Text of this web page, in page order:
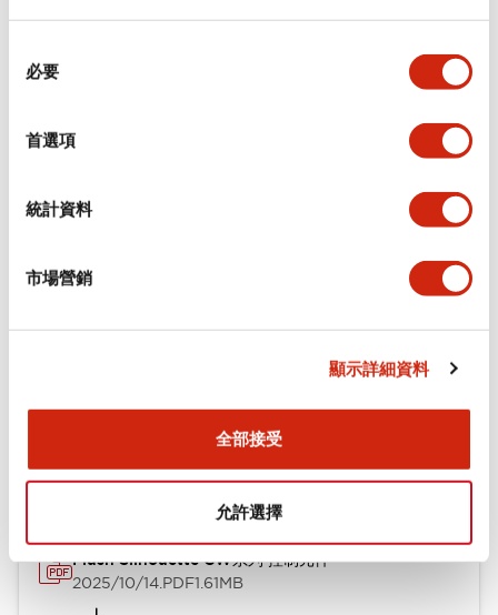
必要
首選項
統計資料
市場營銷
顯示詳細資料
全部接受
允許選擇
審美規範
電氣規範（額定照明部分）
環境規範
機械規格
型錄和宣傳手冊 認證與標準
Flush Silhouette CW系列 控制元件
2025/10/14.PDF1.61MB